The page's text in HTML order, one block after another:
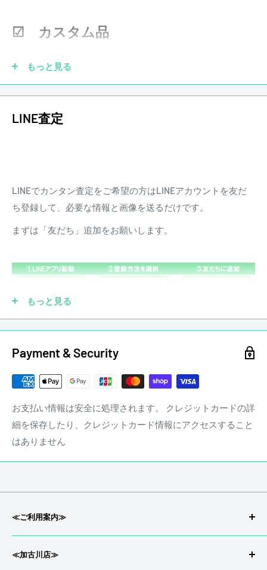
などがあった場合、弊社にて調整、リペアの対応をさせて頂
す。
☑ カスタム品
ピックアップを社外品に交換していても大丈夫です！もちろ
☑ 傷あり
もっと見る
LINE査定
LINEでカンタン査定をご希望の方はLINEアカウントを友だ
ち登録して、必要な情報と画像を送るだけです。
まずは「友だち」追加をお願いします。
stereon music LINE QRコード
もっと見る
Payment & Security
お支払い情報は安全に処理されます。 クレジットカードの詳
細を保存したり、クレジットカード情報にアクセスすること
はありません
≪ご利用案内≫
会社概要/特定商取引
返品/返金について
≪加古川店≫